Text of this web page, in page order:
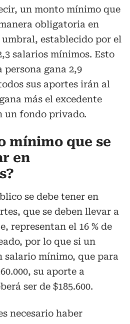
un monto mínimo que
obligatoria en
umbral, establecido por el
salarios mínimos. Esto
gana 2,9
sus aportes irán al
más el excedente
un fondo privado.
mínimo que se
en
se debe tener en
que se deben llevar a
representan el 16 % de
por lo que si un
salario mínimo, que para
su aporte a
ser de $185.600.
necesario haber